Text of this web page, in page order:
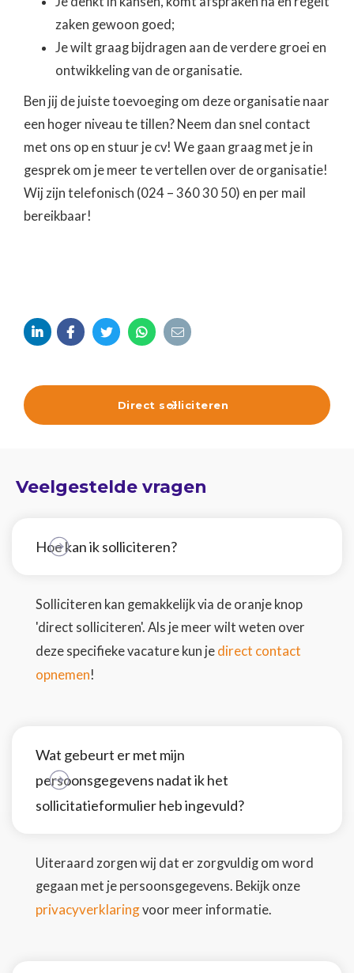
zaken gewoon goed;
Je wilt graag bijdragen aan de verdere groei en
ontwikkeling van de organisatie.‍
Ben jij de juiste toevoeging om deze organisatie naar
een hoger niveau te tillen? Neem dan snel contact
met ons op en stuur je cv! We gaan graag met je in
gesprek om je meer te vertellen over de organisatie!
Wij zijn telefonisch (024 – 360 30 50) en per mail
bereikbaar!
    
Direct solliciteren

Veelgestelde vragen
Hoe kan ik solliciteren?
Solliciteren kan gemakkelijk via de oranje knop
'direct solliciteren'. Als je meer wilt weten over
deze specifieke vacature kun je direct contact
opnemen!
Wat gebeurt er met mijn
persoonsgegevens nadat ik het
sollicitatieformulier heb ingevuld?
Uiteraard zorgen wij dat er zorgvuldig om word
gegaan met je persoonsgegevens. Bekijk onze
privacyverklaringvoor meer informatie.